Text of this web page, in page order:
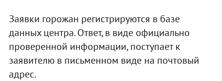
Заявки горожан регистрируются в базе
данных центра. Ответ, в виде официально
проверенной информации, поступает к
заявителю в письменном виде на почтовый
адрес.